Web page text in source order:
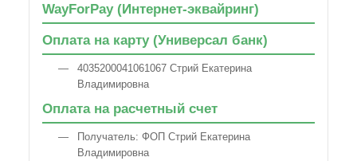
WayForPay (Интернет-эквайринг)
Оплата на карту (Универсал банк)
4035200041061067 Стрий Екатерина
Владимировна
Оплата на расчетный счет
Получатель: ФОП Стрий Екатерина
Владимировна